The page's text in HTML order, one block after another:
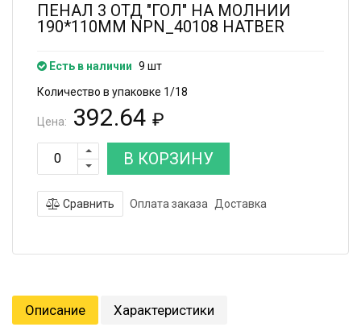
ПЕНАЛ 3 ОТД "ГОЛ" НА МОЛНИИ
190*110ММ NPN_40108 HATBER
Есть в наличии 9 шт
Количество в упаковке 1/18
Цена: 392.64 ₽
В КОРЗИНУ
Сравнить Оплата заказа Доставка
Описание Характеристики